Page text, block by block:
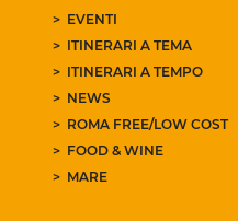
EVENTI
ITINERARI A TEMA
ITINERARI A TEMPO
NEWS
ROMA FREE/LOW COST
FOOD & WINE
MARE